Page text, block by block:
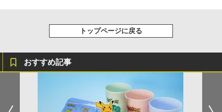
トップページに戻る
おすすめ記事